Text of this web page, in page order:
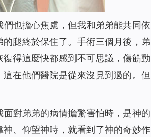
也擔心焦慮，但我和弟弟能共同依
腿終於保住了。手術三個月後，弟
得這麼快都感到不可思議，傷筋動
在他們醫院是從來沒見到過的。但
對弟弟的病情擔驚害怕時，是神的
、仰望神時，就看到了神的奇妙作